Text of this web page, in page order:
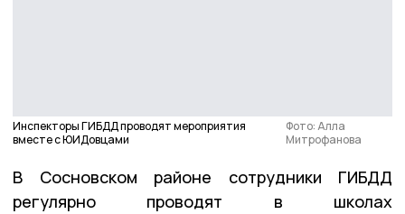
Инспекторы ГИБДД проводят мероприятия
вместе с ЮИДовцами
Фото: Алла
Митрофанова
В Сосновском районе сотрудники ГИБДД
регулярно проводят в школах